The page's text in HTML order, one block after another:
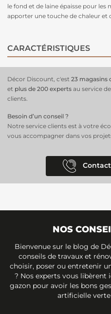
le fond et de laine épaisse pour
apporter une touche de chaleur et
CARACTÉRISTIQUES
Décor Discount, c'est 23 magasins
et plus de 200 experts au service
clients.
Besoin d’un conseil ?
Notre service clients est à votre
vous accompagner dans vos
NOS
Bienvenue sur le blog de
conseils de travaux et
choisir, poser ou entretenir
? Nos experts vous libèrent
gazon pour avoir les bons
artificielle